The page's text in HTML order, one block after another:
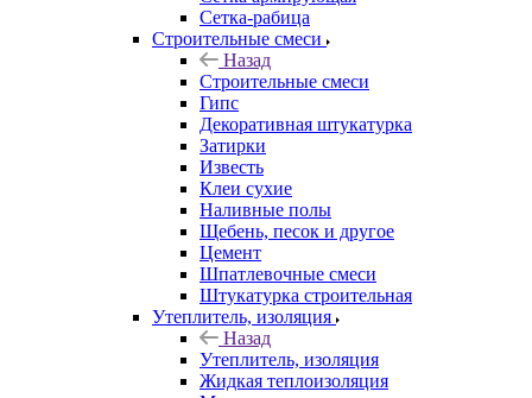
Сетка-рабица
Строительные смеси
Назад
Строительные смеси
Гипс
Декоративная штукатурка
Затирки
Известь
Клеи сухие
Наливные полы
Щебень, песок и другое
Цемент
Шпатлевочные смеси
Штукатурка строительная
Утеплитель, изоляция
Назад
Утеплитель, изоляция
Жидкая теплоизоляция